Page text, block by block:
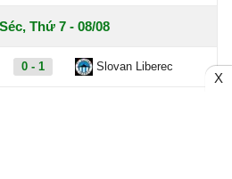
Thứ 7 - 08/08
0 - 1 Slovan Liberec
X